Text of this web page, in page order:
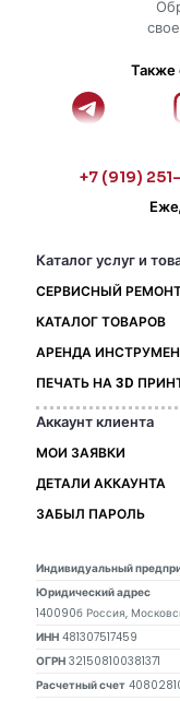
Также
+7 (919)
Каталог услуг и
СЕРВИСНЫЙ
КАТАЛОГ ТОВАРОВ
АРЕНДА
ПЕЧАТЬ НА 3D
Аккаунт клиента
МОИ ЗАЯВКИ
ДЕТАЛИ АККАУНТА
ЗАБЫЛ ПАРОЛЬ
Индивидуальный
Юридический адрес
140090б Россия,
ИНН 481307517459
ОГРН 321508100381371
Расчетный счет